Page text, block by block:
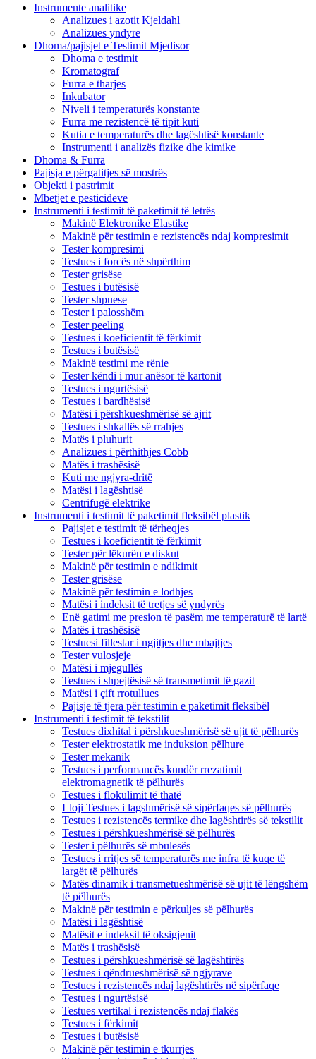
Instrumente analitike
Analizues i azotit Kjeldahl
Analizues yndyre
Dhoma/pajisjet e Testimit Mjedisor
Dhoma e testimit
Kromatograf
Furra e tharjes
Inkubator
Niveli i temperaturës konstante
Furra me rezistencë të tipit kuti
Kutia e temperaturës dhe lagështisë konstante
Instrumenti i analizës fizike dhe kimike
Dhoma & Furra
Pajisja e përgatitjes së mostrës
Objekti i pastrimit
Mbetjet e pesticideve
Instrumenti i testimit të paketimit të letrës
Makinë Elektronike Elastike
Makinë për testimin e rezistencës ndaj kompresimit
Tester kompresimi
Testues i forcës në shpërthim
Tester grisëse
Testues i butësisë
Tester shpuese
Tester i palosshëm
Tester peeling
Testues i koeficientit të fërkimit
Testues i butësisë
Makinë testimi me rënie
Tester këndi i mur anësor të kartonit
Testues i ngurtësisë
Testues i bardhësisë
Matësi i përshkueshmërisë së ajrit
Testues i shkallës së rrahjes
Matës i pluhurit
Analizues i përthithjes Cobb
Matës i trashësisë
Kuti me ngjyra-dritë
Matësi i lagështisë
Centrifugë elektrike
Instrumenti i testimit të paketimit fleksibël plastik
Pajisjet e testimit të tërheqjes
Testues i koeficientit të fërkimit
Tester për lëkurën e diskut
Makinë për testimin e ndikimit
Tester grisëse
Makinë për testimin e lodhjes
Matësi i indeksit të tretjes së yndyrës
Enë gatimi me presion të pasëm me temperaturë të lartë
Matës i trashësisë
Testuesi fillestar i ngjitjes dhe mbajtjes
Tester vulosjeje
Matësi i mjegullës
Testues i shpejtësisë së transmetimit të gazit
Matësi i çift rrotullues
Pajisje të tjera për testimin e paketimit fleksibël
Instrumenti i testimit të tekstilit
Testues dixhital i përshkueshmërisë së ujit të pëlhurës
Tester elektrostatik me induksion pëlhure
Tester mekanik
Testues i performancës kundër rrezatimit
elektromagnetik të pëlhurës
Testues i flokulimit të thatë
Lloji Testues i lagshmërisë së sipërfaqes së pëlhurës
Testues i rezistencës termike dhe lagështirës së tekstilit
Testues i përshkueshmërisë së pëlhurës
Tester i pëlhurës së mbulesës
Testues i rritjes së temperaturës me infra të kuqe të
largët të pëlhurës
Matës dinamik i transmetueshmërisë së ujit të lëngshëm
të pëlhurës
Makinë për testimin e përkuljes së pëlhurës
Matësi i lagështisë
Matësit e indeksit të oksigjenit
Matës i trashësisë
Testues i përshkueshmërisë së lagështirës
Testues i qëndrueshmërisë së ngjyrave
Testues i rezistencës ndaj lagështirës në sipërfaqe
Testues i ngurtësisë
Testues vertikal i rezistencës ndaj flakës
Testues i fërkimit
Testues i butësisë
Makinë për testimin e tkurrjes